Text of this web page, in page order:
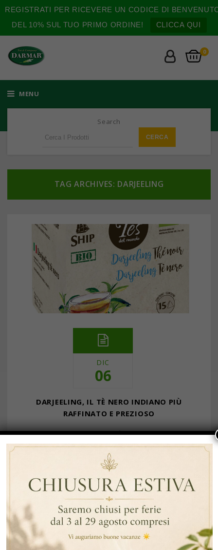
REGISTRATI PER RICEVERE UN CODICE DI
DEL 10% SUL TUO PRIMO ORDINE!
CLICCA QUI
0
MENU
Search
TAG ARCHIVES: DARJEELING
DIC
06
DARJEELING, IL TÈ NERO INDIANO PIÙ
RAFFINATO E PREZIOSO
… Continua a leggere
Tè E Infusi
ARTICOLI RECENTI